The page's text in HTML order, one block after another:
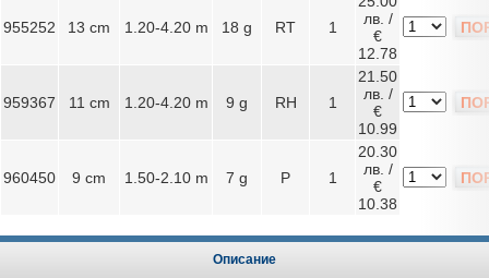
955252 13 cm 1.20-4.20 m 18 g RT 1
лв. /
€
12.78
959367 11 cm 1.20-4.20 m 9 g RH 1
21.50
лв. /
€
10.99
960450 9 cm 1.50-2.10 m 7 g P 1
20.30
лв. /
€
10.38
Описание